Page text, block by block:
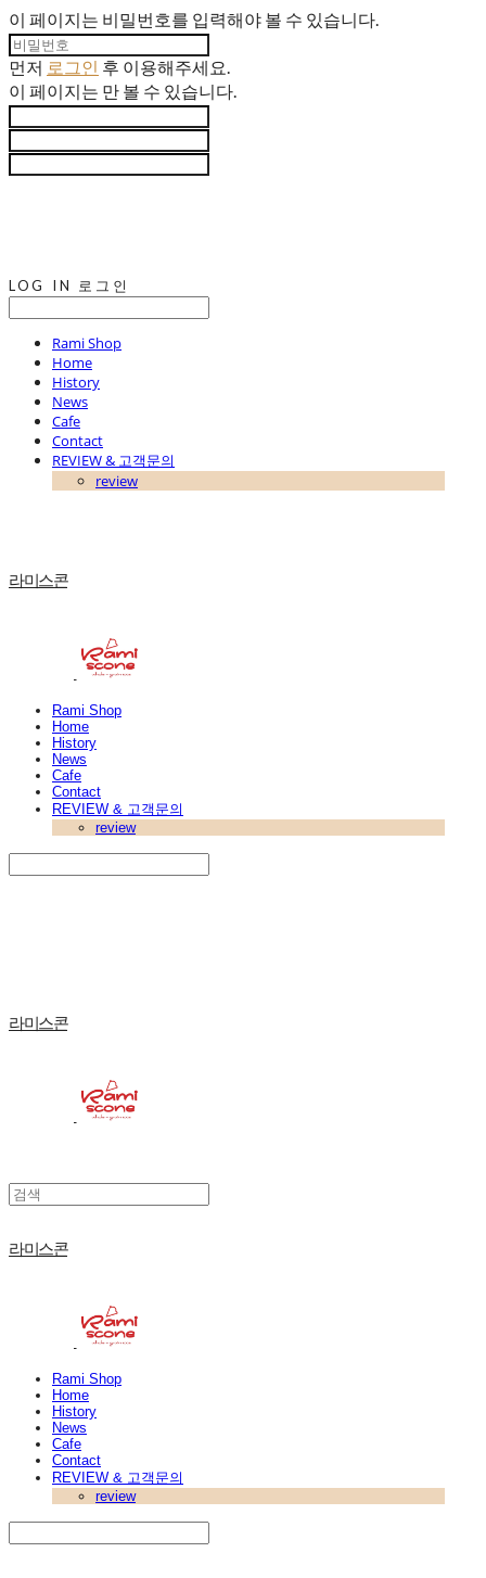
이 페이지는 비밀번호를 입력해야 볼 수 있습니다.
먼저 로그인 후 이용해주세요.
이 페이지는 만 볼 수 있습니다.
LOG IN 로그인
Rami Shop
Home
History
News
Cafe
Contact
REVIEW & 고객문의
review
라미스콘
Rami Shop
Home
History
News
Cafe
Contact
REVIEW & 고객문의
review
라미스콘
라미스콘
Rami Shop
Home
History
News
Cafe
Contact
REVIEW & 고객문의
review